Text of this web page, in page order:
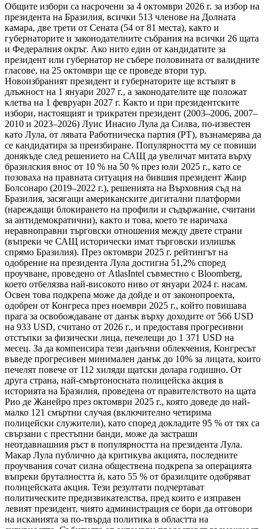
Общите избори са насрочени за 4 октомври 2026 г. за избор на
президента на Бразилия, всички 513 членове на Долната
камара, две трети от Сената (54 от 81 места), както и
губернаторите и законодателните събрания на всички 26 щата
и Федералния окръг. Ако нито един от кандидатите за
президент или губернатор не събере половината от валидните
гласове, на 25 октомври ще се проведе втори тур.
Новоизбраният президент и губернаторите ще встъпят в
длъжност на 1 януари 2027 г., а законодателите ще положат
клетва на 1 февруари 2027 г. Както и при президентските
избори, настоящият и трикратен президент (2003–2006, 2007–
2010 и 2023–2026) Луис Инасио Лула да Силва, по-известен
като Лула, от лявата Работническа партия (PT), възнамерява да
се кандидатира за преизбиране. Популярността му се повиши
донякъде след решението на САЩ да увеличат митата върху
бразилския внос от 10 % на 50 % през юли 2025 г., като се
позоваха на правната ситуация на бившия президент Жаир
Болсонаро (2019–2022 г.), решенията на Върховния съд на
Бразилия, засягащи американските дигитални платформи
(нареждащи блокирането на профили и съдържание, считани
за антидемократични), както и това, което те наричаха
неравноправни търговски отношения между двете страни
(въпреки че САЩ исторически имат търговски излишък
спрямо Бразилия). През октомври 2025 г. рейтингът на
одобрение на президента Лула достигна 51,2% според
проучване, проведено от AtlasIntel съвместно с Bloomberg,
което отбелязва най-високото ниво от януари 2024 г. насам.
Освен това подкрепа може да дойде и от законопроекта,
одобрен от Конгреса през ноември 2025 г., който повишава
прага за освобождаване от данък върху доходите от 566 USD
на 933 USD, считано от 2026 г., и предоставя прогресивни
отстъпки за физически лица, печелещи до 1 371 USD на
месец. За да компенсира тези данъчни облекчения, Конгресът
въведе прогресивен минимален данък до 10% за лицата, които
печелят повече от 112 хиляди щатски долара годишно. От
друга страна, най-смъртоносната полицейска акция в
историята на Бразилия, проведена от правителството на щата
Рио де Жанейро през октомври 2025 г., която доведе до най-
малко 121 смъртни случая (включително четирима
полицейски служители), като според докладите 95 % от тях са
свързани с престъпни банди, може да застраши
неотдавнашния ръст в популярността на президента Лула.
Макар Лула публично да критикува акцията, последните
проучвания сочат силна обществена подкрепа за операцията
въпреки бруталността ѝ, като 55 % от бразилците одобряват
полицейската акция. Тези резултати подчертават
политическите предизвикателства, пред които е изправен
левият президент, чиято администрация се бори да отговори
на исканията за по-твърда политика в областта на